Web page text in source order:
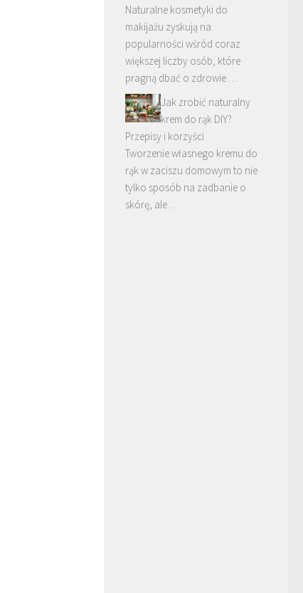
Naturalne kosmetyki do
makijażu zyskują na
popularności wśród coraz
większej liczby osób, które
pragną dbać o zdrowie …
Jak zrobić naturalny
krem do rąk DIY?
Przepisy i korzyści
Tworzenie własnego kremu do
rąk w zaciszu domowym to nie
tylko sposób na zadbanie o
skórę, ale …